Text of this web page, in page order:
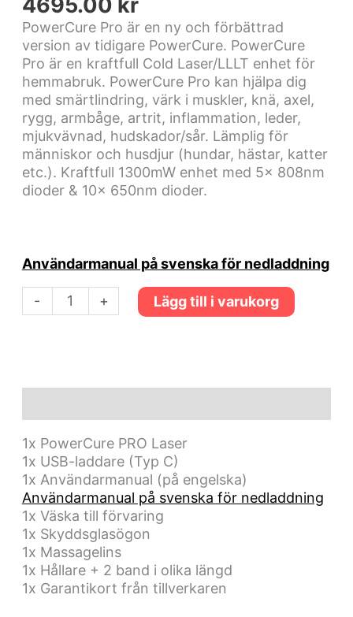
PowerCure Pro är en ny och förbättrad
version av tidigare PowerCure. PowerCure
Pro är en kraftfull Cold Laser/LLLT enhet för
hemmabruk. PowerCure Pro kan hjälpa dig
med smärtlindring, värk i muskler, knä, axel,
rygg, armbåge, artrit, inflammation, leder,
mjukvävnad, hudskador/sår. Lämplig för
människor och husdjur (hundar, hästar, katter
etc.). Kraftfull 1300mW enhet med 5x 808nm
dioder & 10x 650nm dioder.
Användarmanual på svenska för nedladdning
- + Lägg till i varukorg
1x PowerCure PRO Laser
1x USB-laddare (Typ C)
1x Användarmanual (på engelska)
Användarmanual på svenska för nedladdning
1x Väska till förvaring
1x Skyddsglasögon
1x Massagelins
1x Hållare + 2 band i olika längd
1x Garantikort från tillverkaren